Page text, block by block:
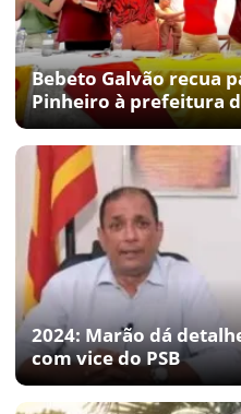
Bebeto Galvão recua
Pinheiro à prefeitura
2024: Marão dá
com vice do PSB